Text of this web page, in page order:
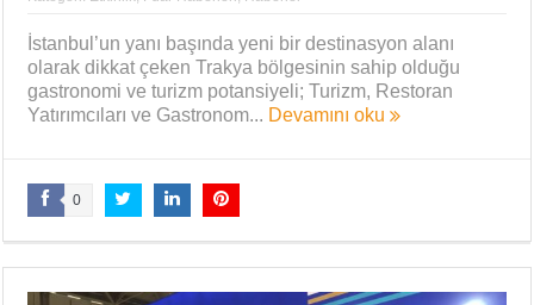
İstanbul’un yanı başında yeni bir destinasyon alanı
olarak dikkat çeken Trakya bölgesinin sahip olduğu
gastronomi ve turizm potansiyeli; Turizm, Restoran
Yatırımcıları ve Gastronom... Devamını oku
0